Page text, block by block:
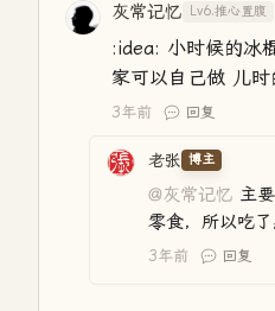
灰常记忆 Lv6.推心置腹
:idea: 小时候的冰
家可以自己做 儿时
3年前 回复
老张 博主
@灰常记忆 主
零食，所以吃了
3年前 回复